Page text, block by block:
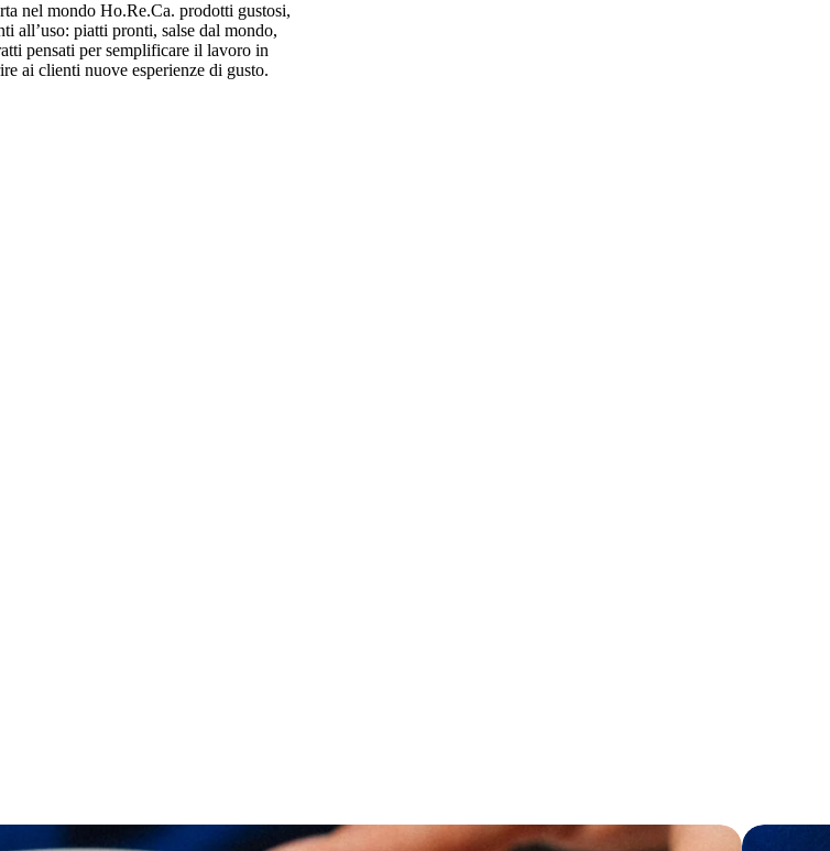
nel mondo Ho.Re.Ca. prodotti gustosi,
all’uso: piatti pronti, salse dal mondo,
pensati per semplificare il lavoro in
ai clienti nuove esperienze di gusto.